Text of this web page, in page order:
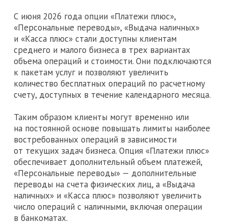
С июня 2026 года опции «Платежи плюс»,
«Персональные переводы», «Выдача наличных»
и «Касса плюс» стали доступны клиентам
среднего и малого бизнеса в трех вариантах
объема операций и стоимости. Они подключаются
к пакетам услуг и позволяют увеличить
количество бесплатных операций по расчетному
счету, доступных в течение календарного месяца.
Таким образом клиенты могут временно или
на постоянной основе повышать лимиты наиболее
востребованных операций в зависимости
от текущих задач бизнеса. Опция «Платежи плюс»
обеспечивает дополнительный объем платежей,
«Персональные переводы» — дополнительные
переводы на счета физических лиц, а «Выдача
наличных» и «Касса плюс» позволяют увеличить
число операций с наличными, включая операции
в банкоматах.